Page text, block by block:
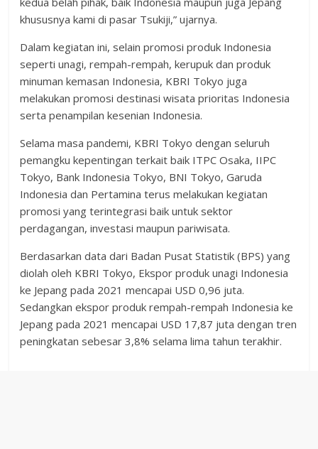
khususnya kami di pasar Tsukiji,” ujarnya.
Dalam kegiatan ini, selain promosi produk Indonesia
seperti unagi, rempah-rempah, kerupuk dan produk
minuman kemasan Indonesia, KBRI Tokyo juga
melakukan promosi destinasi wisata prioritas Indonesia
serta penampilan kesenian Indonesia.
Selama masa pandemi, KBRI Tokyo dengan seluruh
pemangku kepentingan terkait baik ITPC Osaka, IIPC
Tokyo, Bank Indonesia Tokyo, BNI Tokyo, Garuda
Indonesia dan Pertamina terus melakukan kegiatan
promosi yang terintegrasi baik untuk sektor
perdagangan, investasi maupun pariwisata.
Berdasarkan data dari Badan Pusat Statistik (BPS) yang
diolah oleh KBRI Tokyo, Ekspor produk unagi Indonesia
ke Jepang pada 2021 mencapai USD 0,96 juta.
Sedangkan ekspor produk rempah-rempah Indonesia ke
Jepang pada 2021 mencapai USD 17,87 juta dengan tren
peningkatan sebesar 3,8% selama lima tahun terakhir.